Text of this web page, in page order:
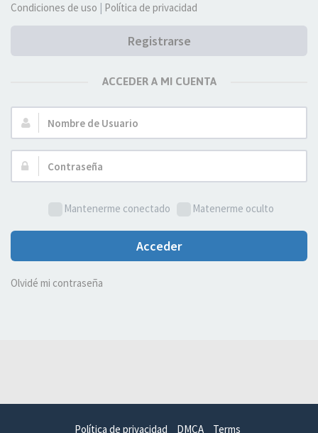
Condiciones de uso | Política de privacidad
Registrarse
ACCEDER A MI CUENTA
Nombre
de
Usuario:
Contraseña:
Mantenerme conectado Matenerme oculto
Acceder
Olvidé mi contraseña
Política de privacidad DMCA Terms